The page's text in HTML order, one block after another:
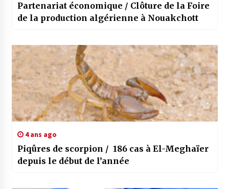
Partenariat économique / Clôture de la Foire
de la production algérienne à Nouakchott
4 ans ago
Piqûres de scorpion / 186 cas à El-Meghaïer
depuis le début de l’année